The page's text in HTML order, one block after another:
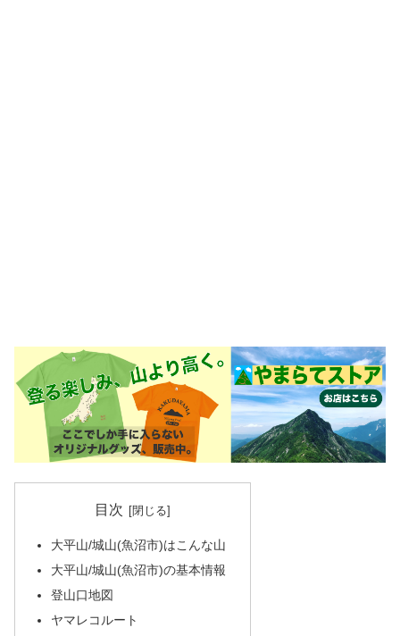
目次
大平山/城山(魚沼市)はこんな山
大平山/城山(魚沼市)の基本情報
登山口地図
ヤマレコルート